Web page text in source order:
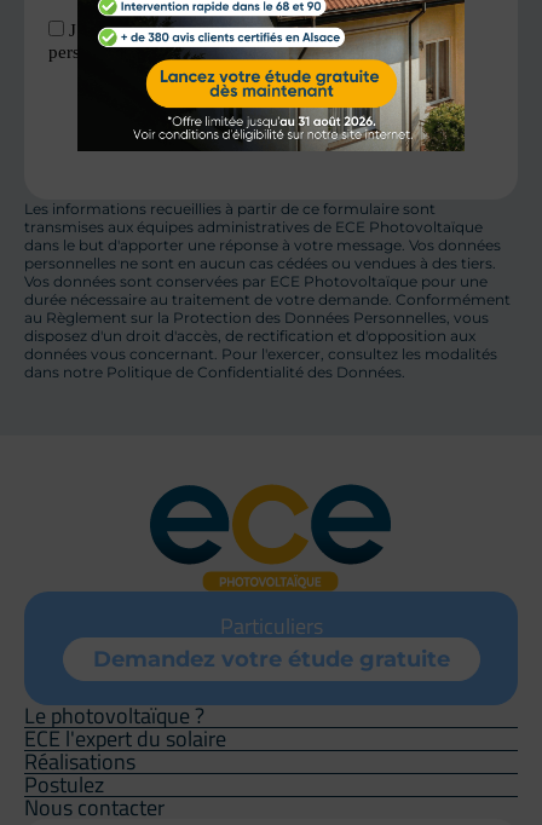
RGPD
J’accepte le traitement de mes informations
personnelles dans le cadre de ma demande.
Les informations recueillies à partir de ce formulaire sont
transmises aux équipes administratives de ECE Photovoltaïque
dans le but d'apporter une réponse à votre message. Vos données
personnelles ne sont en aucun cas cédées ou vendues à des tiers.
Vos données sont conservées par ECE Photovoltaïque pour une
durée nécessaire au traitement de votre demande. Conformément
au Règlement sur la Protection des Données Personnelles, vous
disposez d'un droit d'accès, de rectification et d'opposition aux
données vous concernant. Pour l'exercer, consultez les modalités
dans notre Politique de Confidentialité des Données.
Particuliers
Demandez votre étude gratuite
Le photovoltaïque ?
ECE l'expert du solaire
Réalisations
Postulez
Nous contacter